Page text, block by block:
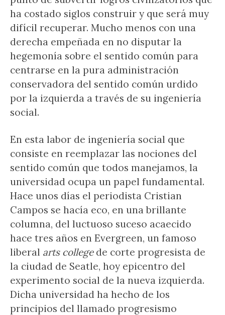
ha costado siglos construir y que será muy
difícil recuperar. Mucho menos con una
derecha empeñada en no disputar la
hegemonía sobre el sentido común para
centrarse en la pura administración
conservadora del sentido común urdido
por la izquierda a través de su ingeniería
social.
En esta labor de ingeniería social que
consiste en reemplazar las nociones del
sentido común que todos manejamos, la
universidad ocupa un papel fundamental.
Hace unos días el periodista Cristian
Campos se hacía eco, en una brillante
columna, del luctuoso suceso acaecido
hace tres años en Evergreen, un famoso
liberal arts collegede corte progresista de
la ciudad de Seatle, hoy epicentro del
experimento social de la nueva izquierda.
Dicha universidad ha hecho de los
principios del llamado progresismo